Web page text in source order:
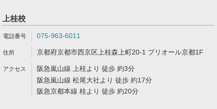
上桂校
075-963-6011
京都府京都市西京区上桂森上町20-1 プリオール京都1F
阪急嵐山線 上桂より 徒歩 約3分
阪急嵐山線 松尾大社より 徒歩 約17分
阪急京都本線 桂より 徒歩 約20分